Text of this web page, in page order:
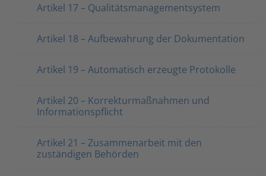
Artikel 17 – Qualitätsmanagementsystem
Artikel 18 – Aufbewahrung der Dokumentation
Artikel 19 – Automatisch erzeugte Protokolle
Artikel 20 – Korrekturmaßnahmen und
Informationspflicht
Artikel 21 – Zusammenarbeit mit den
zuständigen Behörden